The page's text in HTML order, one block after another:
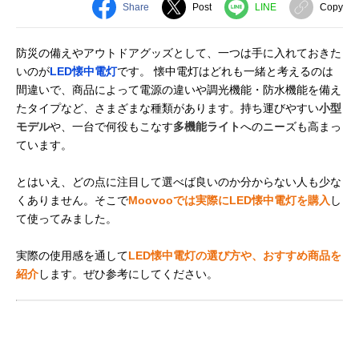
Share Post LINE Copy
防災の備えやアウトドアグッズとして、一つは手に入れておきた
いのがLED懐中電灯です。 懐中電灯はどれも一緒と考えるのは
間違いで、商品によって電源の違いや調光機能・防水機能を備え
たタイプなど、さまざまな種類があります。持ち運びやすい小型
モデルや、一台で何役もこなす多機能ライトへのニーズも高まっ
ています。
とはいえ、どの点に注目して選べば良いのか分からない人も少な
くありません。そこでMoovooでは実際にLED懐中電灯を購入 し
て使ってみました。
実際の使用感を通してLED懐中電灯の選び方や、おすすめ商品を
紹介します。ぜひ参考にしてください。